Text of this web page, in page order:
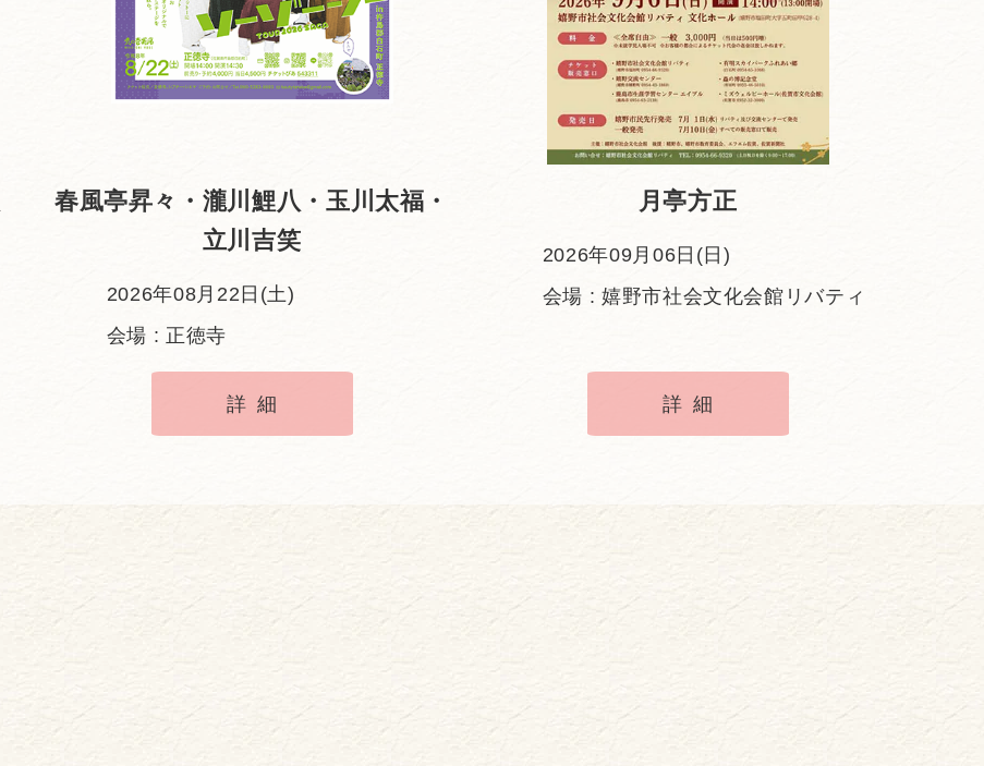
春風亭昇々・瀧川鯉八・玉川太福・
立川吉笑
2026年08月22日(土)
会場 : 正徳寺
詳細
月亭方正
2026年09月06日(日)
会場 : 嬉野市社会文化会館リバティ
詳細